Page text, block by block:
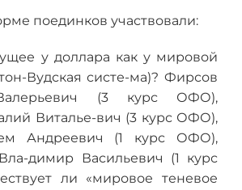
поединков участвовали:
у доллара как у мировой
Вудская систе-ма)? Фирсов
(3 курс ОФО),
Виталье-вич (3 курс ОФО),
Андреевич (1 курс ОФО),
димир Васильевич (1 курс
ли «мировое теневое